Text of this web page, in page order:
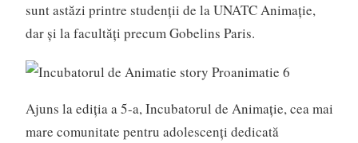
sunt astăzi printre studenții de la UNATC Animație,
dar și la facultăți precum Gobelins Paris.
Ajuns la ediția a 5-a, Incubatorul de Animație, cea mai
mare comunitate pentru adolescenți dedicată